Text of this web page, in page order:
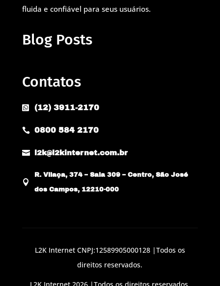
fluida e confiável para seus usuários.
Blog Posts
Contatos
 (12) 3911-2170
 0800 584 2170
 l2k@l2kinternet.com.br

R. Vilaça, 374 – Sala 309 – Centro, São José
dos Campos, 12210-000
L2K Internet CNPJ:12589905000128 |Todos os
direitos reservados.